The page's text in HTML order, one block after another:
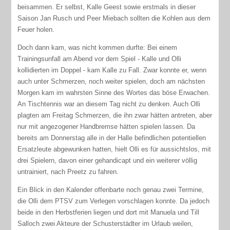
beisammen. Er selbst, Kalle Geest sowie erstmals in dieser
Saison Jan Rusch und Peer Miebach sollten die Kohlen aus dem
Feuer holen.
Doch dann kam, was nicht kommen durfte: Bei einem
Trainingsunfall am Abend vor dem Spiel - Kalle und Olli
kollidierten im Doppel - kam Kalle zu Fall. Zwar konnte er, wenn
auch unter Schmerzen, noch weiter spielen, doch am nächsten
Morgen kam im wahrsten Sinne des Wortes das böse Erwachen.
An Tischtennis war an diesem Tag nicht zu denken. Auch Olli
plagten am Freitag Schmerzen, die ihn zwar hätten antreten, aber
nur mit angezogener Handbremse hätten spielen lassen. Da
bereits am Donnerstag alle in der Halle befindlichen potentiellen
Ersatzleute abgewunken hatten, hielt Olli es für aussichtslos, mit
drei Spielern, davon einer gehandicapt und ein weiterer völlig
untrainiert, nach Preetz zu fahren.
Ein Blick in den Kalender offenbarte noch genau zwei Termine,
die Olli dem PTSV zum Verlegen vorschlagen konnte. Da jedoch
beide in den Herbstferien liegen und dort mit Manuela und Till
Salloch zwei Akteure der Schusterstädter im Urlaub weilen,